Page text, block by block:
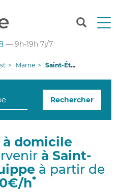
T
n
g
n
— 9h-19h 7j/7
Marne Saint-Étienne-sur-Suippe
Rechercher
à domicile
à Saint-
à partir de
h*